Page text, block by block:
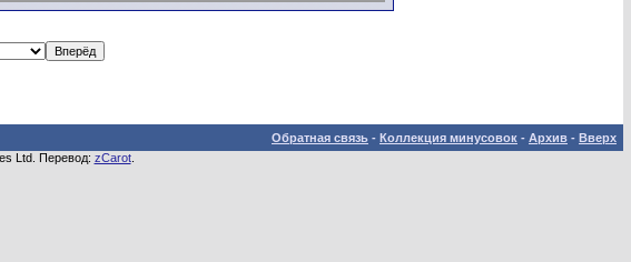
Обратная связь - Коллекция минусовок - Архив - Вверх
Ltd. Перевод: zCarot.